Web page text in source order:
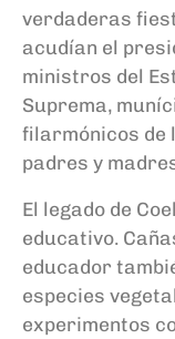
verdaderas
acudían el
ministros del
Suprema,
filarmónicos de
padres y
El legado de
educativo.
educador
especies
experimentos